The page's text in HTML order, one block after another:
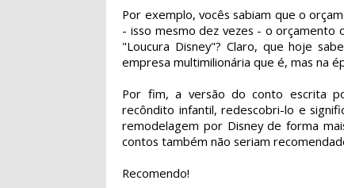
Por exemplo, vocês sabiam que o
- isso mesmo dez vezes - o orçamento
"Loucura Disney"? Claro, que hoje
empresa multimilionária que é, mas na
Por fim, a versão do conto escrita
recôndito infantil, redescobri-lo e
remodelagem por Disney de forma
contos também não seriam
Recomendo!